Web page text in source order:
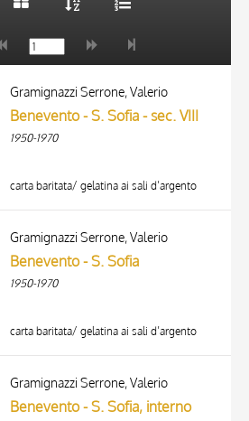
AUTORE
MATERIA E TECNICA
20 RISULTATI
Gramignazzi Serrone, Valerio
Benevento - S. Sofia - sec. VIII
1950-1970
carta baritata/ gelatina ai sali d’argento
Gramignazzi Serrone, Valerio
Benevento - S. Sofia
1950-1970
carta baritata/ gelatina ai sali d’argento
Gramignazzi Serrone, Valerio
Benevento - S. Sofia, interno
TITOLO
AUTORE
ARTISTA